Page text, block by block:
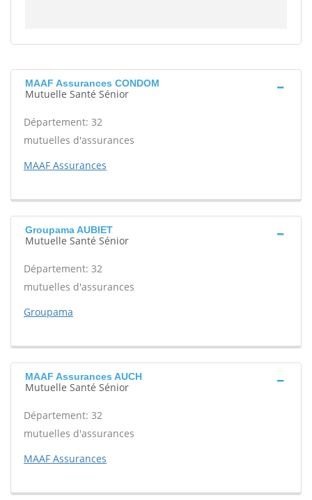
MAAF Assurances CONDOM
Mutuelle Santé Sénior
Département: 32
mutuelles d'assurances
MAAF Assurances
Groupama AUBIET
Mutuelle Santé Sénior
Département: 32
mutuelles d'assurances
Groupama
MAAF Assurances AUCH
Mutuelle Santé Sénior
Département: 32
mutuelles d'assurances
MAAF Assurances